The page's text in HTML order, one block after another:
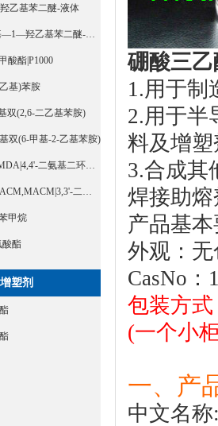
乙基苯二醚-液体
扩链剂HQEE|4—羟乙基氧乙基—1—羟乙基苯二醚-液体
酸酯|P1000
基)苯胺
双(2,6-二乙基苯胺)
双(6-甲基-2-乙基苯胺)
脂肪胺固化剂扩链剂PACM,HMDA|4,4'-二氨基二环己基甲烷
环脂胺固化剂扩链剂DMDC,DACM,MACM|3,3'-二甲基-4,4'-二氨基二环己基甲烷
甲烷
酸酯
塑剂
硼酸三乙
1.用于制
2.用于半
料及增
3.合成其
焊接助
产品基
外观：
CasNo：
包装方
(一个小
一、产
中文名称